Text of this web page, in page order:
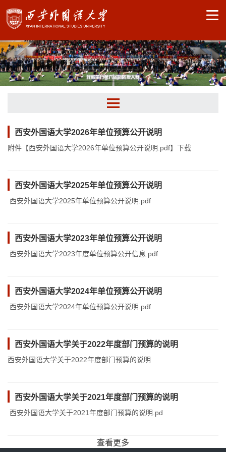
相关文件
西安外国语大学2026年单位预算公开说明
附件【西安外国语大学2026年单位预算公开说明.pdf】下载
西安外国语大学2025年单位预算公开说明
西安外国语大学2025年单位预算公开说明.pdf
西安外国语大学2023年单位预算公开说明
西安外国语大学2023年度单位预算公开信息.pdf
西安外国语大学2024年单位预算公开说明
西安外国语大学2024年单位预算公开说明.pdf​
西安外国语大学关于2022年度部门预算的说明
西安外国语大学关于2022年度部门预算的说明
西安外国语大学关于2021年度部门预算的说明
西安外国语大学关于2021年度部门预算的说明.pd
查看更多